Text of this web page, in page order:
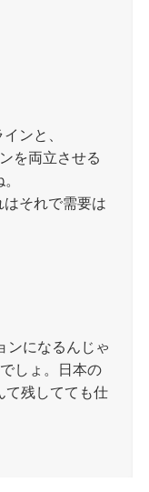
ンと、
を両立させる
それで需要は
ンになるんじゃ
しょ。日本の
て残してても仕